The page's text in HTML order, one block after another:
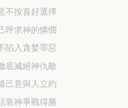
不按喜好選擇
呼求神的憐憫
陷入貪婪罪惡
底滅絕神仇敵
己意與人立約
靠神爭戰得勝